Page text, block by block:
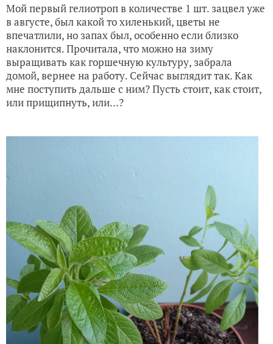
Мой первый гелиотроп в количестве 1 шт. зацвел уже
в августе, был какой то хиленький, цветы не
впечатлили, но запах был, особенно если близко
наклонится. Прочитала, что можно на зиму
выращивать как горшечную культуру, забрала
домой, вернее на работу. Сейчас выглядит так. Как
мне поступить дальше с ним? Пусть стоит, как стоит,
или прищипнуть, или...?